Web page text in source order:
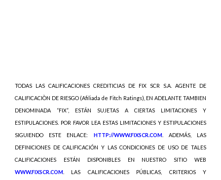
TODAS LAS CALIFICACIONES CREDITICIAS DE FIX SCR S.A. AGENTE DE
CALIFICACIÒN DE RIESGO (Afiliada de Fitch Ratings), EN ADELANTE TAMBIEN
DENOMINADA “FIX”, ESTÁN SUJETAS A CIERTAS LIMITACIONES Y
ESTIPULACIONES. POR FAVOR LEA ESTAS LIMITACIONES Y ESTIPULACIONES
SIGUIENDO ESTE ENLACE: HTTP://WWW.FIXSCR.COM . ADEMÁS, LAS
DEFINICIONES DE CALIFICACIÓN Y LAS CONDICIONES DE USO DE TALES
CALIFICACIONES ESTÁN DISPONIBLES EN NUESTRO SITIO WEB
WWW.FIXSCR.COM . LAS CALIFICACIONES PÚBLICAS, CRITERIOS Y